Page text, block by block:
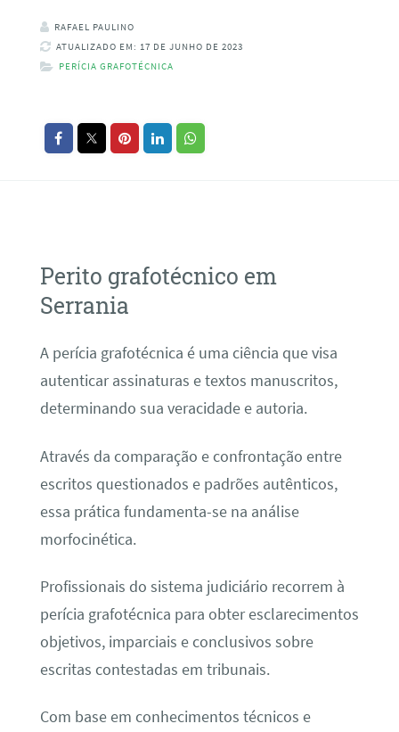
RAFAEL PAULINO
ATUALIZADO EM: 17 DE JUNHO DE 2023
PERÍCIA GRAFOTÉCNICA
Perito grafotécnico em
Serrania
A perícia grafotécnica é uma ciência que visa
autenticar assinaturas e textos manuscritos,
determinando sua veracidade e autoria.
Através da comparação e confrontação entre
escritos questionados e padrões autênticos,
essa prática fundamenta-se na análise
morfocinética.
Profissionais do sistema judiciário recorrem à
perícia grafotécnica para obter esclarecimentos
objetivos, imparciais e conclusivos sobre
escritas contestadas em tribunais.
Com base em conhecimentos técnicos e